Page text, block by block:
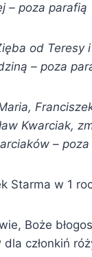
– poza parafią
od Teresy
– poza
Kwarciak,
– poza
Starma w 1
Boże
dla członkiń